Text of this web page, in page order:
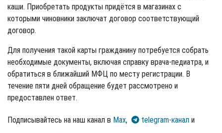
каши. Приобретать продукты придётся в магазинах с
которыми чиновники заключат договор соответствующий
договор.
Для получения такой карты гражданину потребуется собрать
необходимые документы, включая справку врача-педиатра, и
обратиться в ближайший МФЦ по месту регистрации. В
течение пяти дней обращение будет рассмотрено и
предоставлен ответ.
Подписывайтесь на наш канал в Max, telegram-канал и